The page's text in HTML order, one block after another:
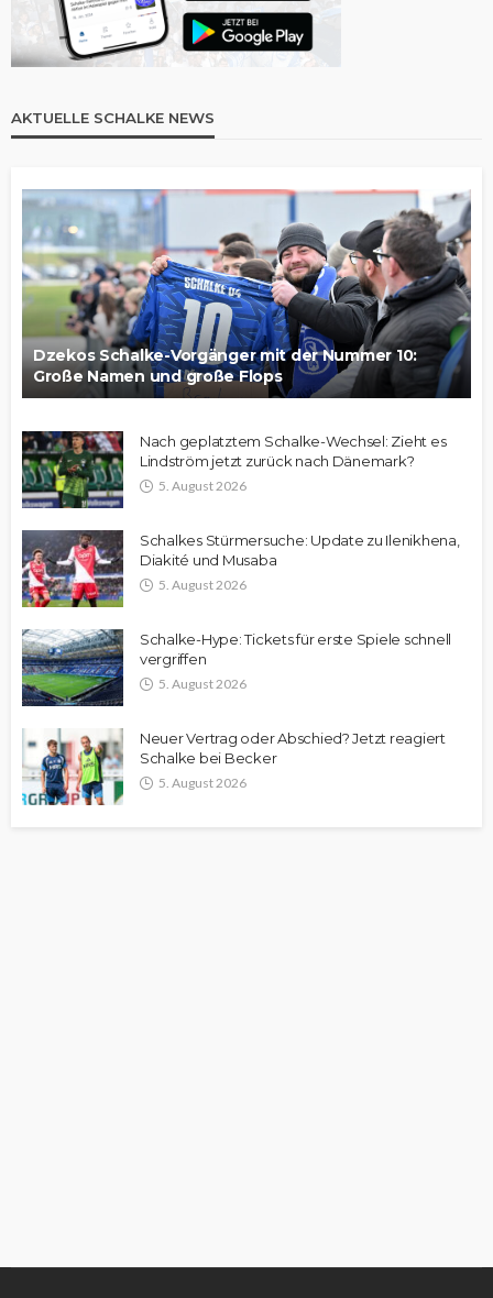
AKTUELLE SCHALKE NEWS
Dzekos Schalke-Vorgänger mit der Nummer 10:
Große Namen und große Flops
Nach geplatztem Schalke-Wechsel: Zieht es
Lindström jetzt zurück nach Dänemark?
5. August 2026
Schalkes Stürmersuche: Update zu Ilenikhena,
Diakité und Musaba
5. August 2026
Schalke-Hype: Tickets für erste Spiele schnell
vergriffen
5. August 2026
Neuer Vertrag oder Abschied? Jetzt reagiert
Schalke bei Becker
5. August 2026